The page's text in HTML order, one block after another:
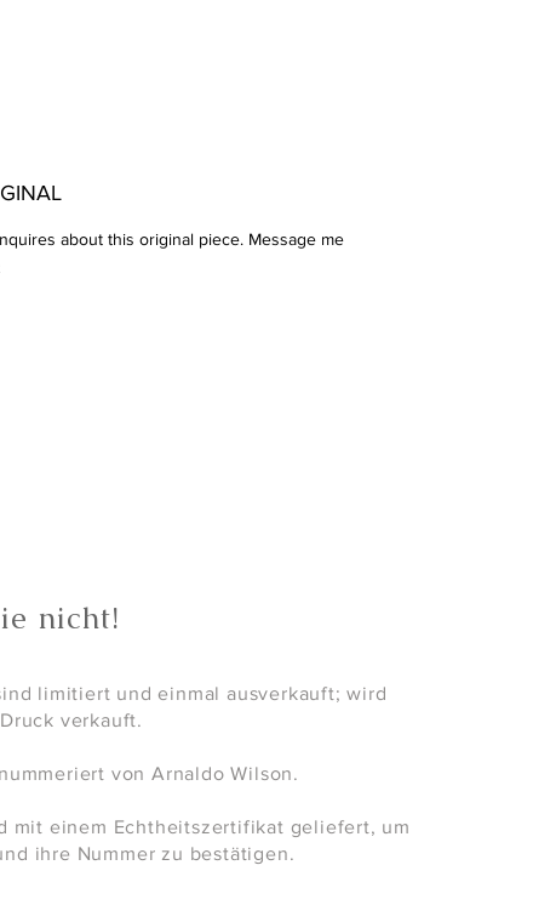
about this original piece. Message me
nicht!
limitiert und einmal ausverkauft; wird
verkauft.
von Arnaldo Wilson.
mit einem Echtheitszertifikat geliefert, um
ihre Nummer zu bestätigen.